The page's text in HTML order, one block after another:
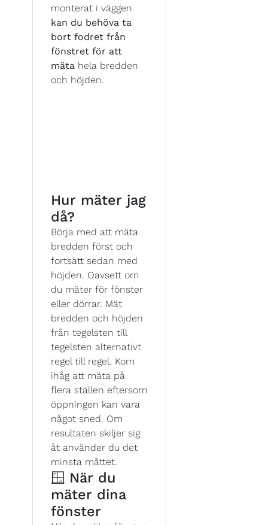
monterat i väggen
kan du behöva ta
bort fodret från
fönstret för att
mäta hela bredden
och höjden.
Hur mäter jag
då?
Börja med att mäta
bredden först och
fortsätt sedan med
höjden. Oavsett om
du mäter för fönster
eller dörrar. Mät
bredden och höjden
från tegelsten till
tegelsten alternativt
regel till regel. Kom
ihåg att mäta på
flera ställen eftersom
öppningen kan vara
något sned. Om
resultaten skiljer sig
åt använder du det
minsta måttet.
🪟 När du
mäter dina
fönster